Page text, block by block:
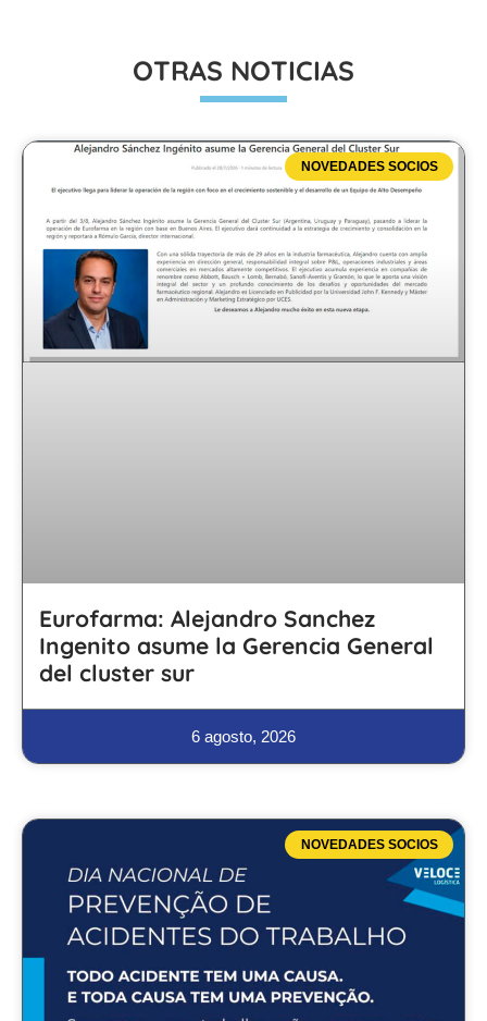
OTRAS NOTICIAS
NOVEDADES SOCIOS
Eurofarma: Alejandro Sanchez
Ingenito asume la Gerencia General
del cluster sur
6 agosto, 2026
NOVEDADES SOCIOS